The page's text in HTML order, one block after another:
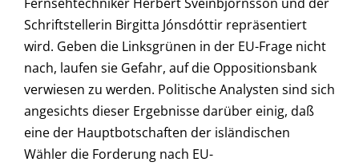
Schriftstellerin Birgitta Jónsdóttir repräsentiert
wird. Geben die Linksgrünen in der EU-Frage nicht
nach, laufen sie Gefahr, auf die Oppositionsbank
verwiesen zu werden. Politische Analysten sind sich
angesichts dieser Ergebnisse darüber einig, daß
eine der Hauptbotschaften der isländischen
Wähler die Forderung nach EU-